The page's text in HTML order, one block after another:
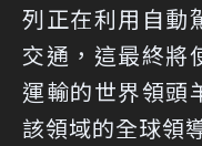
列正在利用自動
交通，這最終將
運輸的世界領頭
該領域的全球領